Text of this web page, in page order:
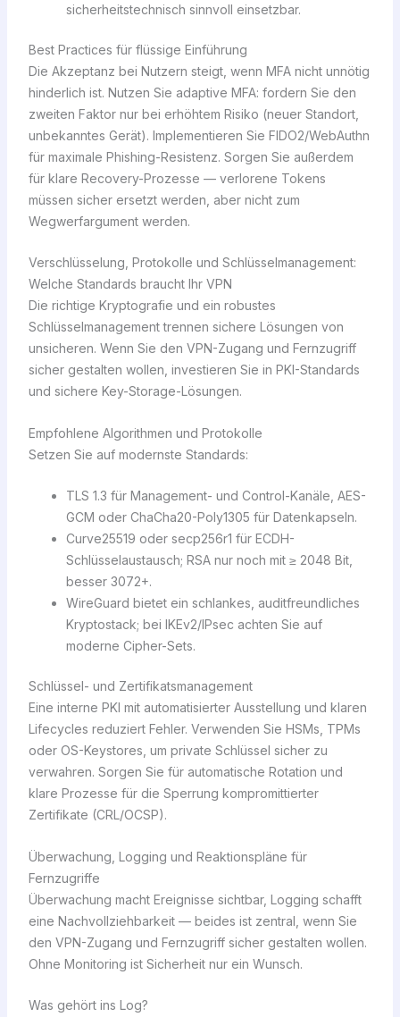
sicherheitstechnisch sinnvoll einsetzbar.
Best Practices für flüssige Einführung
Die Akzeptanz bei Nutzern steigt, wenn MFA nicht unnötig
hinderlich ist. Nutzen Sie adaptive MFA: fordern Sie den
zweiten Faktor nur bei erhöhtem Risiko (neuer Standort,
unbekanntes Gerät). Implementieren Sie FIDO2/WebAuthn
für maximale Phishing-Resistenz. Sorgen Sie außerdem
für klare Recovery-Prozesse — verlorene Tokens
müssen sicher ersetzt werden, aber nicht zum
Wegwerfargument werden.
Verschlüsselung, Protokolle und Schlüsselmanagement:
Welche Standards braucht Ihr VPN
Die richtige Kryptografie und ein robustes
Schlüsselmanagement trennen sichere Lösungen von
unsicheren. Wenn Sie den VPN-Zugang und Fernzugriff
sicher gestalten wollen, investieren Sie in PKI-Standards
und sichere Key-Storage-Lösungen.
Empfohlene Algorithmen und Protokolle
Setzen Sie auf modernste Standards:
TLS 1.3 für Management- und Control-Kanäle, AES-
GCM oder ChaCha20-Poly1305 für Datenkapseln.
Curve25519 oder secp256r1 für ECDH-
Schlüsselaustausch; RSA nur noch mit ≥ 2048 Bit,
besser 3072+.
WireGuard bietet ein schlankes, auditfreundliches
Kryptostack; bei IKEv2/IPsec achten Sie auf
moderne Cipher-Sets.
Schlüssel- und Zertifikatsmanagement
Eine interne PKI mit automatisierter Ausstellung und klaren
Lifecycles reduziert Fehler. Verwenden Sie HSMs, TPMs
oder OS-Keystores, um private Schlüssel sicher zu
verwahren. Sorgen Sie für automatische Rotation und
klare Prozesse für die Sperrung kompromittierter
Zertifikate (CRL/OCSP).
Überwachung, Logging und Reaktionspläne für
Fernzugriffe
Überwachung macht Ereignisse sichtbar, Logging schafft
eine Nachvollziehbarkeit — beides ist zentral, wenn Sie
den VPN-Zugang und Fernzugriff sicher gestalten wollen.
Ohne Monitoring ist Sicherheit nur ein Wunsch.
Was gehört ins Log?